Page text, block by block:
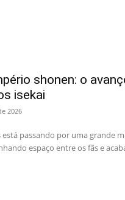
shonen: o
isekai
2026
passando por uma grande
espaço entre os fãs e